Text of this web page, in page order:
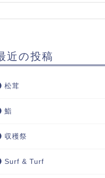
近の投稿
松茸
鮨
収穫祭
Surf & Turf